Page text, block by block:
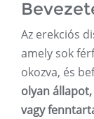
Az erekciós
amely sok
okozva, és
olyan
vagy